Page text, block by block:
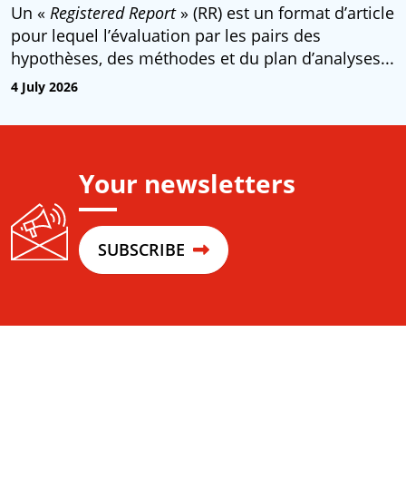
Un « Registered Report» (RR) est un format d’article
pour lequel l’évaluation par les pairs des
hypothèses, des méthodes et du plan d’analyses...
4 July 2026
Your newsletters
SUBSCRIBE